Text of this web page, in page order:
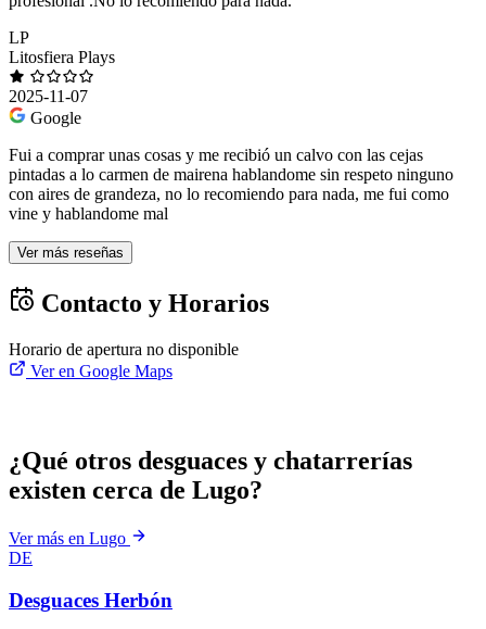
LP
Litosfiera Plays
2025-11-07
Google
Fui a comprar unas cosas y me recibió un calvo con las cejas
pintadas a lo carmen de mairena hablandome sin respeto ninguno
con aires de grandeza, no lo recomiendo para nada, me fui como
vine y hablandome mal
Ver más reseñas
Contacto y Horarios
Horario de apertura no disponible
Ver en Google Maps
¿Qué otros desguaces y chatarrerías
existen cerca de Lugo?
Ver más en Lugo
DE
Desguaces Herbón